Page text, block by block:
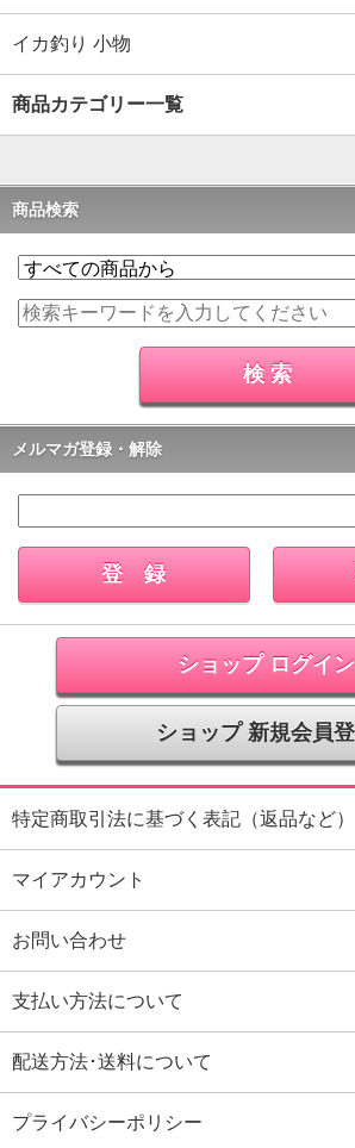
イカ釣り 小物
商品カテゴリー一覧
商品検索
メルマガ登録・解除
ショップ ログイン
ショップ 新規会員
特定商取引法に基づく表記（返品など）
マイアカウント
お問い合わせ
支払い方法について
配送方法･送料について
プライバシーポリシー